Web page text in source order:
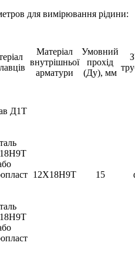
для вимірювання рідини:
Матеріал
внутрішньої
арматури
Умовний
прохід
(Ду), мм
Д1Т
12Х18Н9Т 15